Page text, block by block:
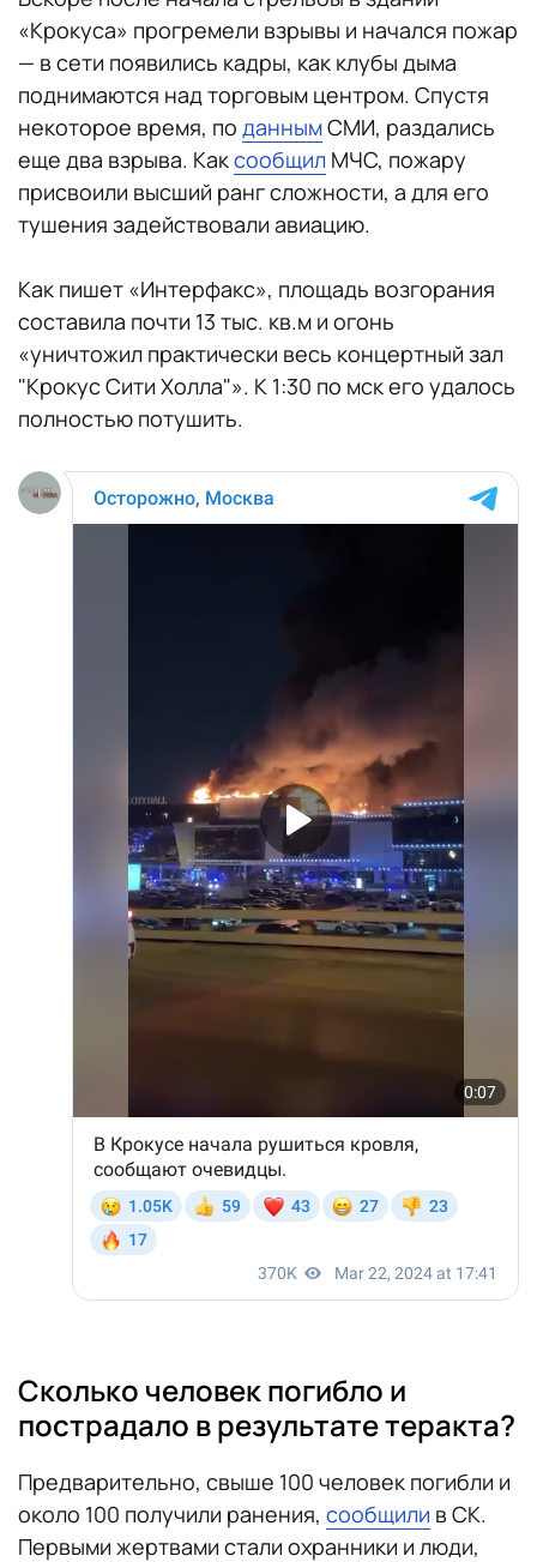
«Крокуса» прогремели взрывы и начался пожар
— в сети появились кадры, как клубы дыма
поднимаются над торговым центром. Спустя
некоторое время, по даннымСМИ, раздались
еще два взрыва. Каксообщил МЧС, пожару
присвоили высший ранг сложности, а для его
тушения задействовали авиацию.
Как пишет «Интерфакс», площадь возгорания
составила почти 13 тыс. кв.м и огонь
«уничтожил практически весь концертный зал
"Крокус Сити Холла"». К 1:30 по мск его удалось
полностью потушить.
Сколько человек погибло и
пострадало в результате теракта?
Предварительно, свыше 100 человек погибли и
около 100 получили ранения, сообщили в СК.
Первыми жертвами стали охранники и люди,